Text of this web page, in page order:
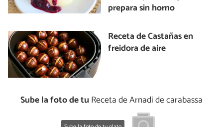
prepara sin horno
Receta de Castañas en
freidora de aire
Sube la foto de tu Receta de Arnadi de carabassa